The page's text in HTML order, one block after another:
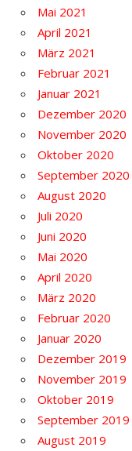
Mai 2021
April 2021
März 2021
Februar 2021
Januar 2021
Dezember 2020
November 2020
Oktober 2020
September 2020
August 2020
Juli 2020
Juni 2020
Mai 2020
April 2020
März 2020
Februar 2020
Januar 2020
Dezember 2019
November 2019
Oktober 2019
September 2019
August 2019